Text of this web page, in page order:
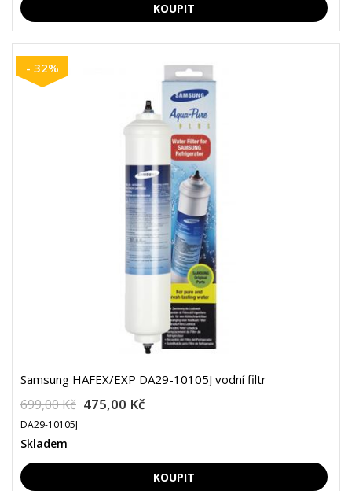
- 32%
Samsung HAFEX/EXP DA29-10105J vodní filtr
699,00 Kč 475,00 Kč
DA29-10105J
Skladem